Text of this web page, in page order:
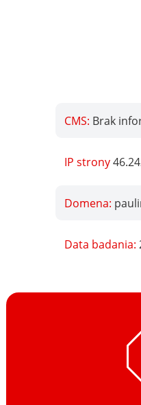
CMS: Brak
IP strony
Domena:
Data badania: